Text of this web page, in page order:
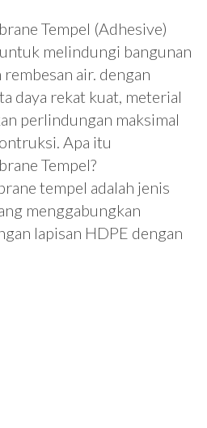
Tempel (Adhesive)
melindungi bangunan
air. dengan
daya rekat kuat, meterial
perlindungan maksimal
Apa itu
Tempel?
tempel adalah jenis
menggabungkan
lapisan HDPE dengan